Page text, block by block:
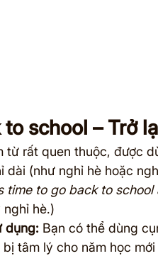
to school – Trở
từ rất quen thuộc, được
dài (như nghỉ hè hoặc
time to go back to
nghỉ hè.)
dụng: Bạn có thể dùng
tâm lý cho năm học